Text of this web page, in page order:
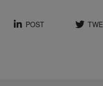
POST